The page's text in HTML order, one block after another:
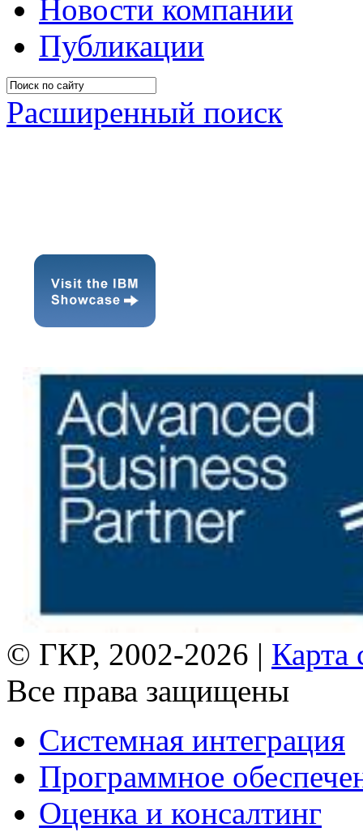
Новости компании
Публикации
Расширенный поиск
© ГКР, 2002-2026 | Карта
Все права защищены
Системная интеграция
Программное
Оценка и консалтинг